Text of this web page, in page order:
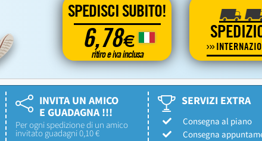
SPEDISCI SUBITO!
6,78€
ritiro e iva inclusa
INVITA UN AMICO
E GUADAGNA !!!
Per ogni spedizione di un amico
invitato guadagni 0,10 €
SERVIZI EXTRA
Consegna al piano
Consegna